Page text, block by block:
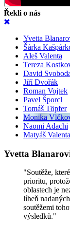
Řekli o nás
Yvetta
Šárka
Aleš Valenta
Tereza
David
Jiří Dvořák
Roman Vojtek
Pavel Šporcl
Tomáš Töpfer
Monika
Naomi Adachi
Matyáš Valenta
Yvetta
"Soutěže,
prioritu,
oblastech je
líheň
soutěžemi
výsledků."